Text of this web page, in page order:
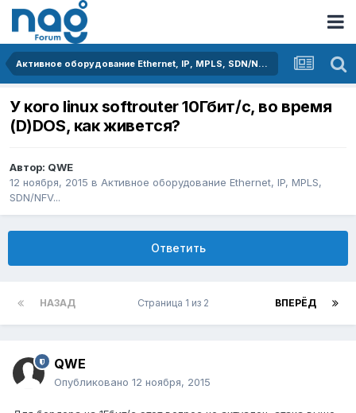
Активное оборудование Ethernet, IP, MPLS, SDN/NFV...
У кого linux softrouter 10Гбит/с, во время
(D)DOS, как живется?
Автор: QWE
12 ноября, 2015 в Активное оборудование Ethernet, IP, MPLS,
SDN/NFV...
Ответить
НАЗАД ВПЕРЁД
Страница 1 из 2
QWE
Опубликовано 12 ноября, 2015